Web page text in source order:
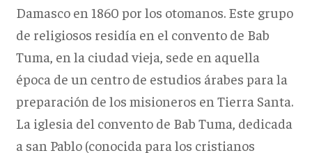
Damasco en 1860 por los otomanos. Este grupo
de religiosos residía en el convento de Bab
Tuma, en la ciudad vieja, sede en aquella
época de un centro de estudios árabes para la
preparación de los misioneros en Tierra Santa.
La iglesia del convento de Bab Tuma, dedicada
a san Pablo (conocida para los cristianos